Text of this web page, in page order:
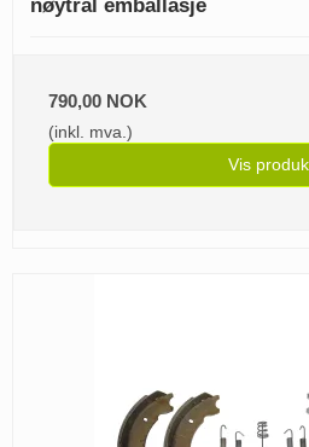
nøytral emballasje
790,00 NOK
(inkl. mva.)
Vis